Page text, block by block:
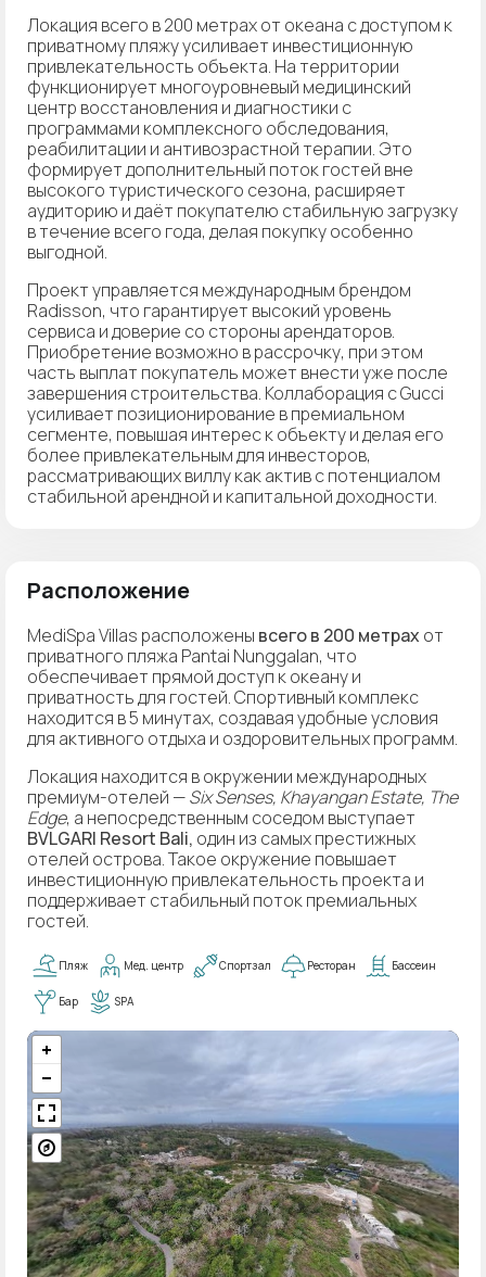
Локация всего в 200 метрах от океана с доступом к
приватному пляжу усиливает инвестиционную
привлекательность объекта. На территории
функционирует многоуровневый медицинский
центр восстановления и диагностики с
программами комплексного обследования,
реабилитации и антивозрастной терапии. Это
формирует дополнительный поток гостей вне
высокого туристического сезона, расширяет
аудиторию и даёт покупателю стабильную загрузку
в течение всего года, делая покупку особенно
выгодной.
Проект управляется международным брендом
Radisson, что гарантирует высокий уровень
сервиса и доверие со стороны арендаторов.
Приобретение возможно в рассрочку, при этом
часть выплат покупатель может внести уже после
завершения строительства. Коллаборация с Gucci
усиливает позиционирование в премиальном
сегменте, повышая интерес к объекту и делая его
более привлекательным для инвесторов,
рассматривающих виллу как актив с потенциалом
стабильной арендной и капитальной доходности.
Расположение
MediSpa Villas расположены всего в 200 метрахот
приватного пляжа Pantai Nunggalan, что
обеспечивает прямой доступ к океану и
приватность для гостей. Спортивный комплекс
находится в 5 минутах, создавая удобные условия
для активного отдыха и оздоровительных программ.
Локация находится в окружении международных
премиум-отелей —Six Senses, Khayangan Estate, The
Edge, а непосредственным соседом выступает
BVLGARI Resort Bali, один из самых престижных
отелей острова. Такое окружение повышает
инвестиционную привлекательность проекта и
поддерживает стабильный поток премиальных
гостей.
Пляж Мед. центр Спортзал Ресторан Бассеин
Бар SPA